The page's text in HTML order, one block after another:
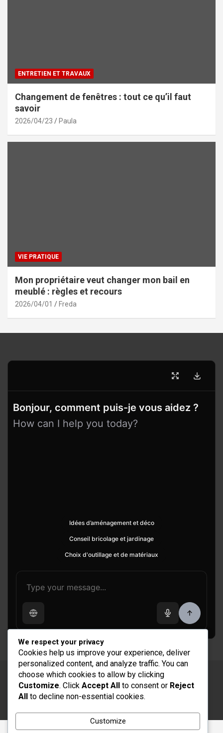
ENTRETIEN ET TRAVAUX
Changement de fenêtres : tout ce qu’il faut
savoir
2026/04/23 Paula
VIE PRATIQUE
Mon propriétaire veut changer mon bail en
meublé : règles et recours
2026/04/01 Freda
Bonjour, comment puis-je vous aidez ?
How can I help you today?
Idées d’aménagement et déco
Conseil bricolage et jardinage
Choix d'outillage et de matériaux
Copyright © 2026Rénovation et Décoration
Thème par :Theme Horse
We respect your privacy
Cookies help us improve your experience, deliver
personalized content, and analyze traffic. You can
choose which cookies to allow by clicking
Customize. Click Accept All to consent or Reject
All to decline non-essential cookies.
Customize